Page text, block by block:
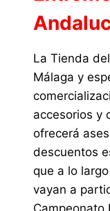
La Tienda
Málaga y
accesorios y
ofrecerá
descuentos
que a lo
vayan a
Campeonato